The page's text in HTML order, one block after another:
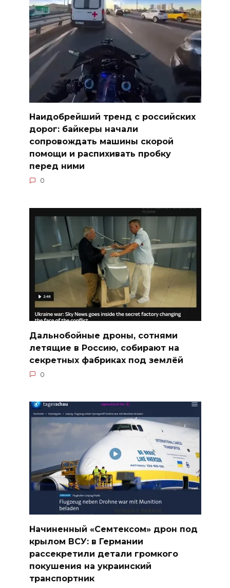
Наидобрейший тренд с российских
дорог: байкеры начали
сопровождать машины скорой
помощи и распихивать пробку
перед ними
0
Дальнобойные дроны, сотнями
летящие в Россию, собирают на
секретных фабриках под землёй
0
Начиненный «Семтексом» дрон под
крылом ВСУ: в Германии
рассекретили детали громкого
покушения на украинский
транспортник